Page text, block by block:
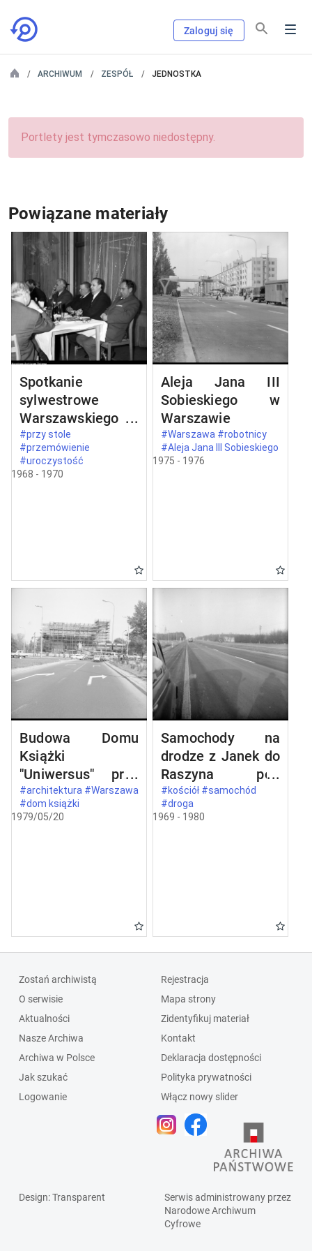
Zaloguj się
ARCHIWUM ZESPÓŁ JEDNOSTKA
Portlety jest tymczasowo niedostępny.
Powiązane materiały
Spotkanie
sylwestrowe
Warszawskiego
Komitetu
Zjednoczonego
Stronnictwa
#przy stole
#przemówienie
#uroczystość
1968 - 1970
Aleja Jana III
Sobieskiego w
Warszawie
#Warszawa #robotnicy
#Aleja Jana III Sobieskiego
1975 - 1976
Budowa Domu
Książki
"Uniwersus" przy
ul. Belwederskiej
20/22 w
#architektura #Warszawa
#dom książki
1979/05/20
Samochody na
drodze z Janek do
Raszyna pod
Warszawą
#kościół #samochód
#droga
1969 - 1980
Zostań archiwistą
O serwisie
Aktualności
Nasze Archiwa
Archiwa w Polsce
Jak szukać
Logowanie
Rejestracja
Mapa strony
Zidentyfikuj materiał
Kontakt
Deklaracja dostępności
Polityka prywatności
Włącz nowy slider
Design: Transparent
Serwis administrowany przez
Narodowe Archiwum
Cyfrowe